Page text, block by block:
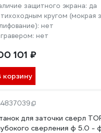
защитного экрана: да
кругом (мокрая
нет
нет
101 ₽
корзину
для заточки сверл
сверления ф 5.0 -